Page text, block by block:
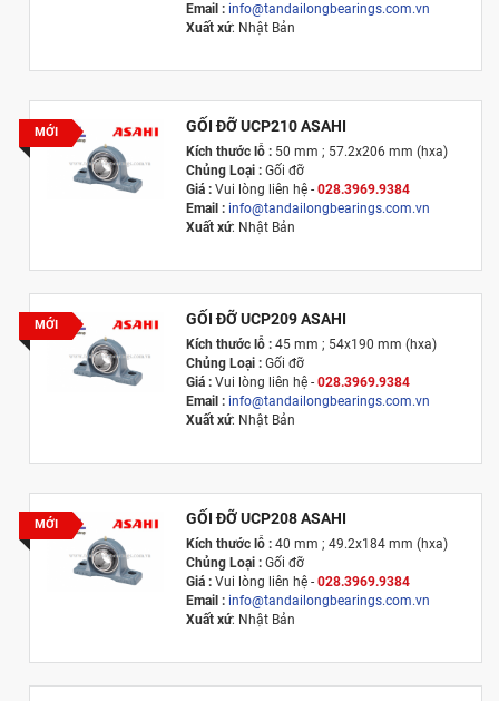
Email : info@tandailongbearings.com.vn
Xuất xứ: Nhật Bản
MỚI GỐI ĐỠ UCP210 ASAHI
Kích thước lỗ : 50 mm ; 57.2x206 mm (hxa)
Chủng Loại : Gối đỡ
Giá :Vui lòng l iên hệ - 028.3969.9384
Email : info@tandailongbearings.com.vn
Xuất xứ: Nhật Bản
MỚI GỐI ĐỠ UCP209 ASAHI
Kích thước lỗ : 45 mm ; 54x190 mm (hxa)
Chủng Loại : Gối đỡ
Giá :Vui lòng l iên hệ - 028.3969.9384
Email : info@tandailongbearings.com.vn
Xuất xứ: Nhật Bản
MỚI GỐI ĐỠ UCP208 ASAHI
Kích thước lỗ : 40 mm ; 49.2x184 mm (hxa)
Chủng Loại : Gối đỡ
Giá :Vui lòng l iên hệ - 028.3969.9384
Email : info@tandailongbearings.com.vn
Xuất xứ: Nhật Bản